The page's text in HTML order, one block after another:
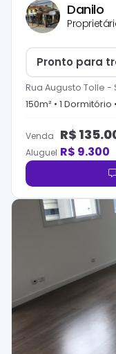
Danilo
Pronto para
Rua Augusto Tolle -
150m² • 1 Dormitório •
Venda R$
Aluguel R$ 9.300